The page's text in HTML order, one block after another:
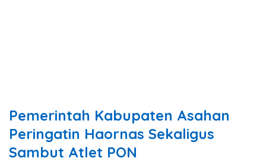
Pemerintah Kabupaten Asahan
Peringatin Haornas Sekaligus
Sambut Atlet PON